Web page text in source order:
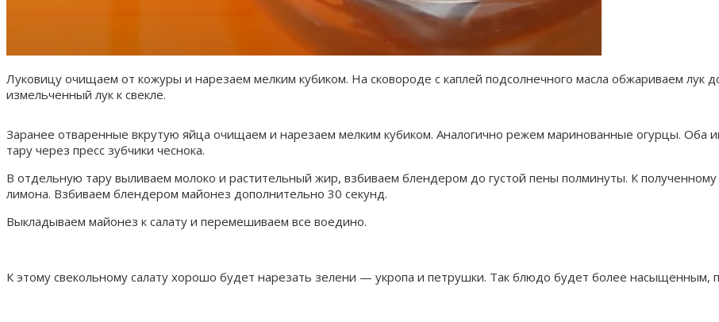
Луковицу очищаем от кожуры и нарезаем мелким кубиком. На сковороде с каплей подсолнечного масла обжариваем лук
измельченный лук к свекле.
Заранее отваренные вкрутую яйца очищаем и нарезаем мелким кубиком. Аналогично режем маринованные огурцы. Оба
тару через пресс зубчики чеснока.
В отдельную тару выливаем молоко и растительный жир, взбиваем блендером до густой пены полминуты. К
лимона. Взбиваем блендером майонез дополнительно 30 секунд.
Выкладываем майонез к салату и перемешиваем все воедино.
К этому свекольному салату хорошо будет нарезать зелени — укропа и петрушки. Так блюдо будет более насыщенным,